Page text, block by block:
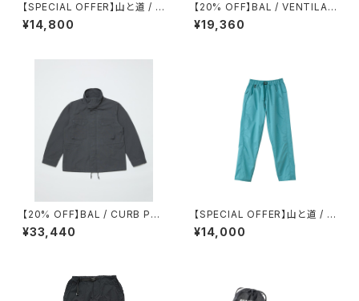
【SPECIAL OFFER】山と道 / D
W ５POCKET PANTS（MEN）
¥14,800
【20% OFF】BAL / VENTILAT
ION MESH KNIT ZIP POLO
LS
¥19,360
【20% OFF】BAL / CURB PO
CKET FIELD JACKET
¥33,440
【SPECIAL OFFER】山と道 / LI
GHT ５POCKET PANTS（WO
MEN）
¥14,000